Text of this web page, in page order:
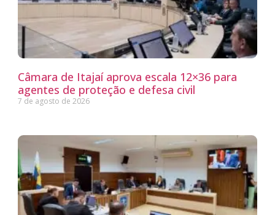
Câmara de Itajaí aprova escala 12×36 para
agentes de proteção e defesa civil
7 de agosto de 2026